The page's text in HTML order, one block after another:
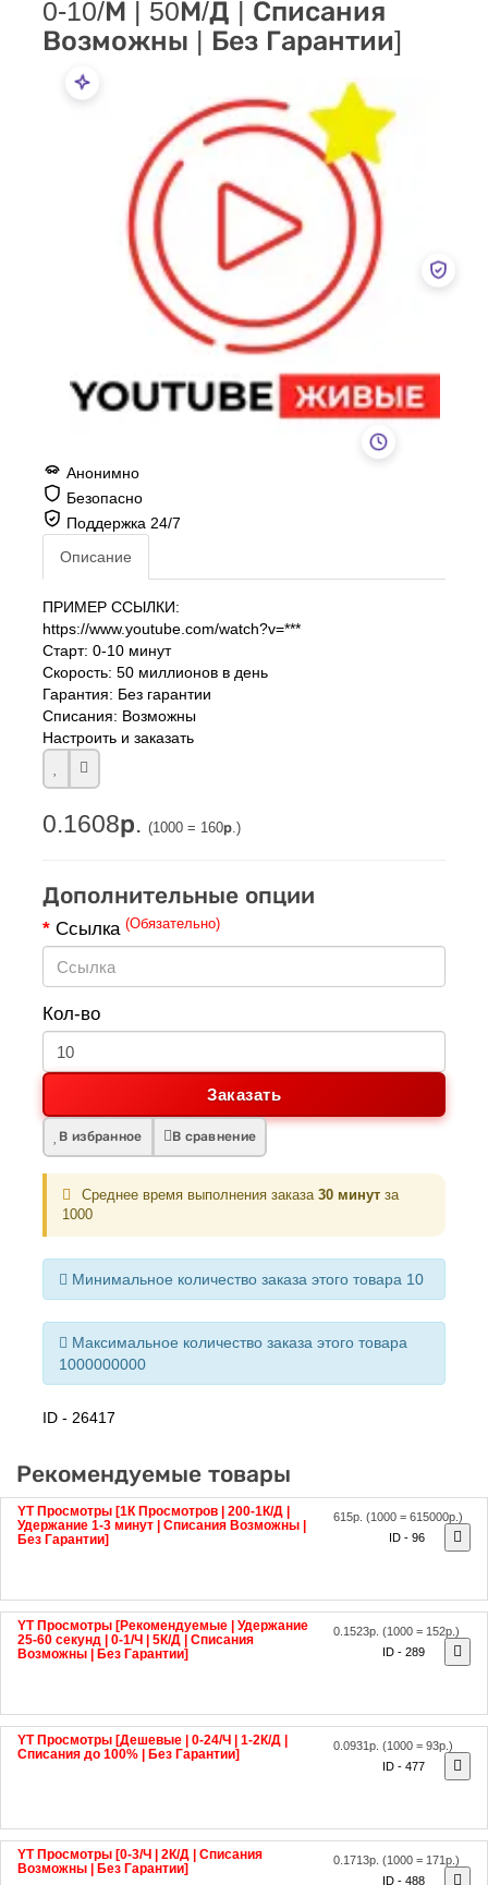
Возможны | Без Гарантии]
Безопасно
Поддержка 24/7
https://www.youtube.com/watch?v=***
Старт: 0-10 минут
Скорость: 50 миллионов в день
Гарантия: Без гарантии
Списания: Возможны
Настроить и заказать
0.1608р.
Ссылка (Обязательно)
Заказать
В избранное В сравнение
1000
Минимальное количество заказа этого товара 10
Максимальное количество заказа этого товара
1000000000
YT Просмотры [1К Просмотров | 200-1К/Д |
Удержание 1-3 минут | Списания Возможны |
Без Гарантии]
615р.(1000 = 615000р.)
ID - 96
YT Просмотры [Рекомендуемые | Удержание
25-60 секунд | 0-1/Ч | 5К/Д | Списания
Возможны | Без Гарантии]
0.1523р.(1000 = 152р.)
ID - 289
YT Просмотры [Дешевые | 0-24/Ч | 1-2К/Д |
Списания до 100% | Без Гарантии]
0.0931р.(1000 = 93р.)
ID - 477
YT Просмотры [0-3/Ч | 2К/Д | Списания
Возможны | Без Гарантии]
0.1713р.(1000 = 171р.)
ID - 488